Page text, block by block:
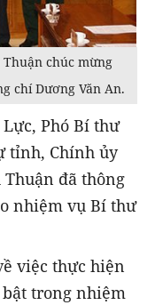
chúc mừng
chí Dương Văn An.
Phó Bí thư
tỉnh, Chính ủy
đã thông
nhiệm vụ Bí thư
việc thực hiện
trong nhiệm